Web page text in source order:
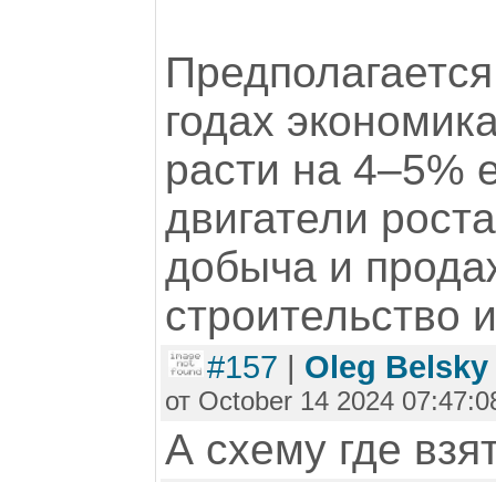
годах
расти на 4–5%
двигатели
добыча и
строительство
#157 | Oleg Belsky
от October 14 2024
А схему где